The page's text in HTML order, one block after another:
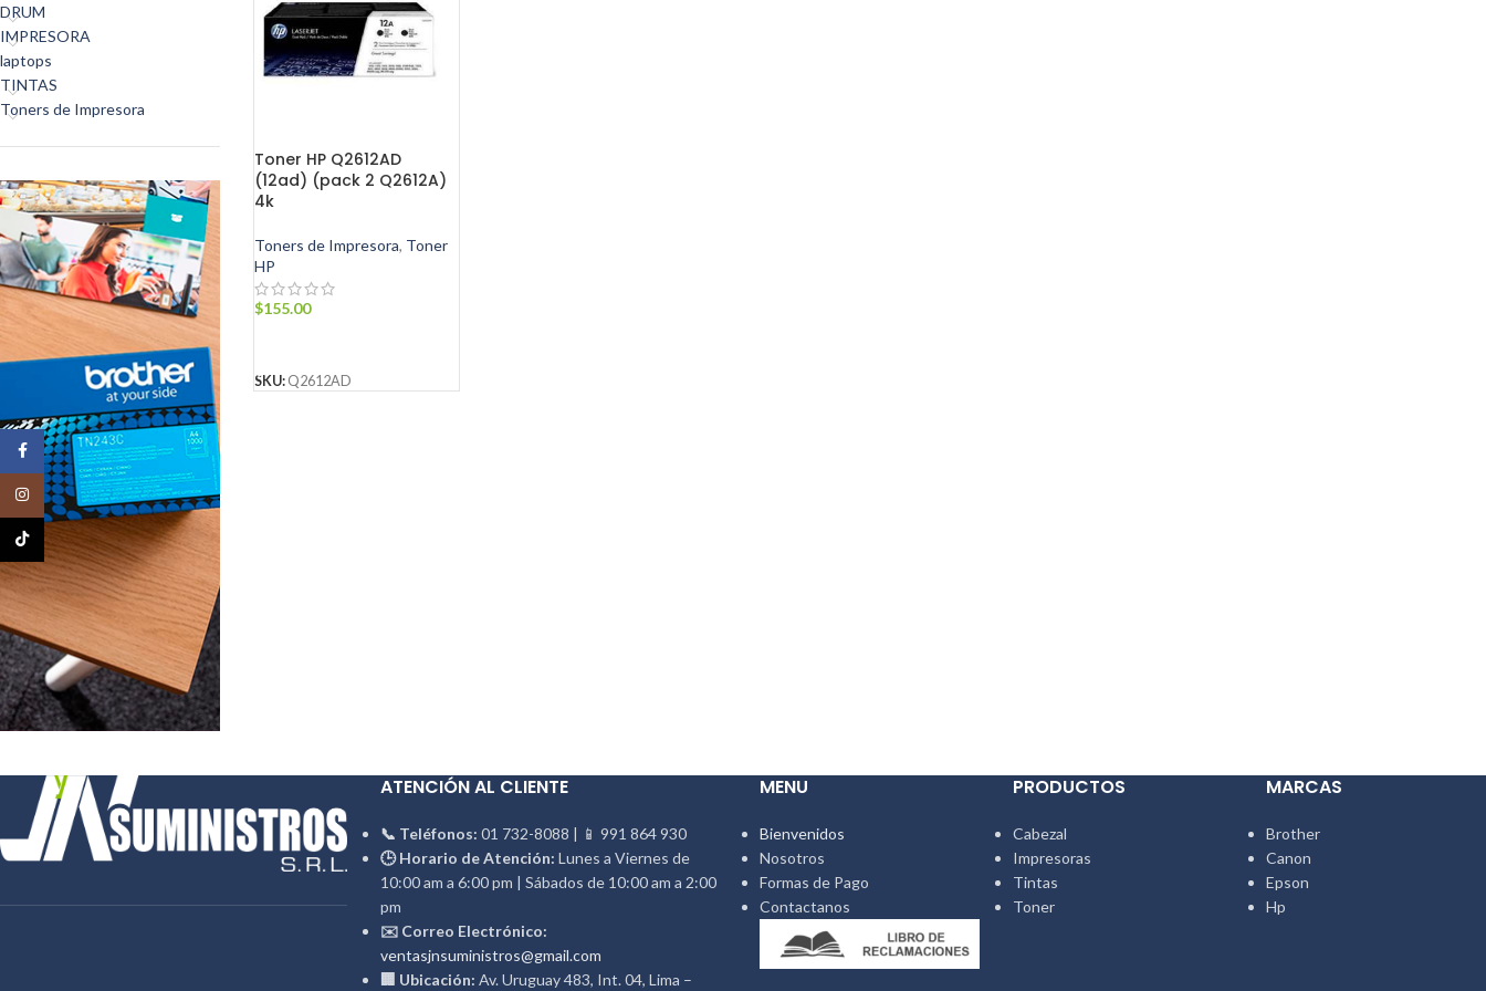
DRUM
IMPRESORA
laptops
TINTAS
Toners de Impresora
Toner HP Q2612AD
(12ad) (pack 2 Q2612A)
4k
Toners de Impresora, Toner
HP
$155.00
SKU: Q2612AD
ATENCIÓN AL CLIENTE
📞 Teléfonos: 01 732-8088 | 📱 991 864 930
🕒 Horario de Atención: Lunes a Viernes de
10:00 am a 6:00 pm | Sábados de 10:00 am a 2:00
pm
✉️ Correo Electrónico:
ventasjnsuministros@gmail.com
🏢 Ubicación: Av. Uruguay 483, Int. 04, Lima –
MENU
Bienvenidos
Nosotros
Formas de Pago
Contactanos
PRODUCTOS
Cabezal
Impresoras
Tintas
Toner
MARCAS
Brother
Canon
Epson
Hp
Facebook
Instagram
TikTok